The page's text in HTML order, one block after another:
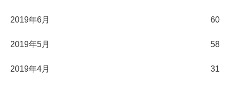
2019年6月 60
2019年5月 58
2019年4月 31